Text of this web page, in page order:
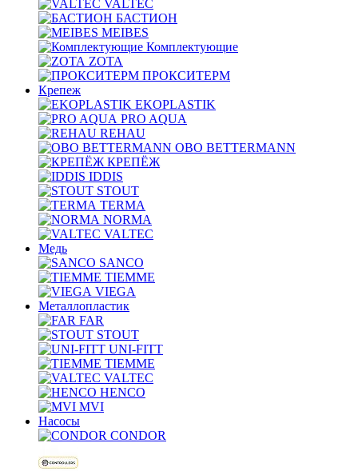
VALTEC
БАСТИОН
MEIBES
Комплектующие
ZOTA
ПРОКСИТЕРМ
Крепеж
EKOPLASTIK
PRO AQUA
REHAU
OBO BETTERMANN
КРЕПЁЖ
IDDIS
STOUT
TERMA
NORMA
VALTEC
Медь
SANCO
TIEMME
VIEGA
Металлопластик
FAR
STOUT
UNI-FITT
TIEMME
VALTEC
HENCO
MVI
Насосы
CONDOR